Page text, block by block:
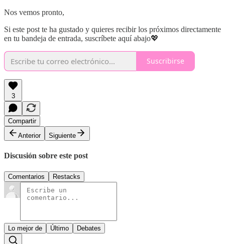
Nos vemos pronto,
Si este post te ha gustado y quieres recibir los próximos directamente
en tu bandeja de entrada, suscríbete aquí abajo💖
Suscribirse
3
Compartir
Anterior
Siguiente
Discusión sobre este post
Comentarios Restacks
Lo mejor de Último Debates